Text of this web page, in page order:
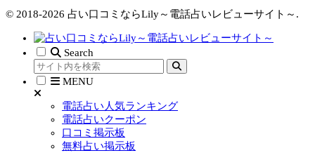
© 2018-2026 占い口コミならLily～電話占いレビューサイト～.
Search
MENU
電話占い人気ランキング
電話占いクーポン
口コミ掲示板
無料占い掲示板